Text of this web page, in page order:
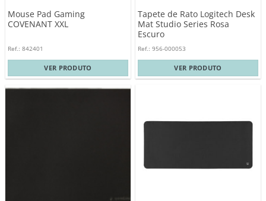
Mouse Pad Gaming
COVENANT XXL
Ref.: 842401
VER PRODUTO
Tapete de Rato Logitech Desk
Mat Studio Series Rosa
Escuro
Ref.: 956-000053
VER PRODUTO